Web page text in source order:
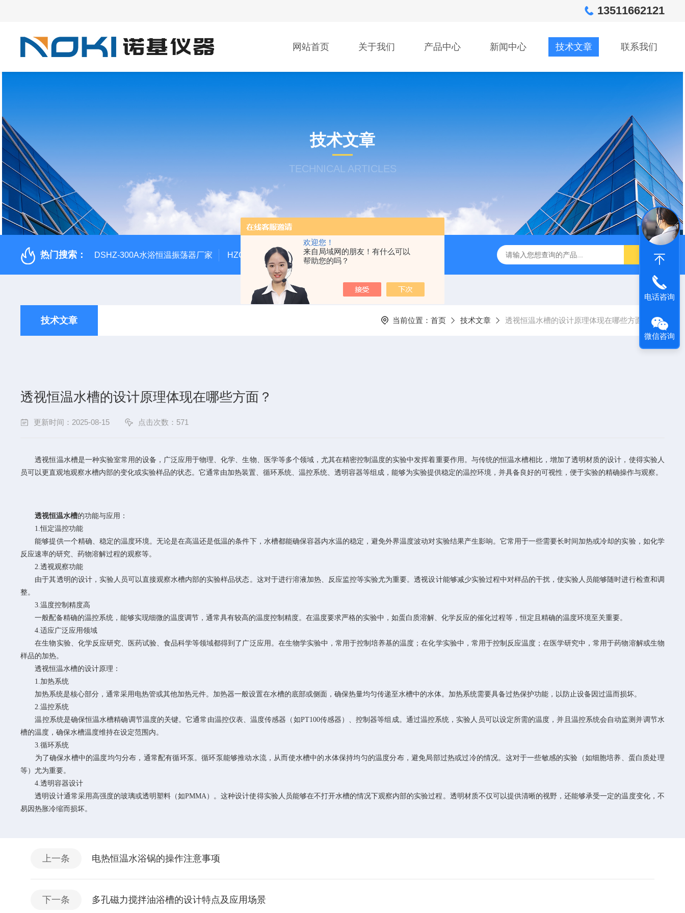
欢迎您！
来自局域网的朋友！有什么可以
帮助您的吗？
13511662121
网站首页 关于我们 产品中心 新闻中心 技术文章 联系我们
技术文章
TECHNICAL ARTICLES
热门搜索： DSHZ-300A水浴恒温振荡器厂家 HZQ-F160全温振荡培养箱厂家价格 GGC-D大型全自动翻转式振荡萃取器 诺基LSHZ-300冷冻水浴恒温振荡器厂家
技术文章 当前位置： 首页 技术文章 透视恒温水槽的设计原理体现在哪些方面？
透视恒温水槽的设计原理体现在哪些方面？
更新时间：2025-08-15 点击次数：571
透视恒温水槽是一种实验室常用的设备，广泛应用于物理、化学、生物、医学等多个领域，尤其在精密控制温度的实验中发挥着重要作用。与传统的恒温水槽相比，增加了透明材质的设计，使得实验人
员可以更直观地观察水槽内部的变化或实验样品的状态。它通常由加热装置、循环系统、温控系统、透明容器等组成，能够为实验提供稳定的温控环境，并具备良好的可视性，便于实验的精确操作与观察。
透视恒温水槽的功能与应用：
1.恒定温控功能
能够提供一个精确、稳定的温度环境。无论是在高温还是低温的条件下，水槽都能确保容器内水温的稳定，避免外界温度波动对实验结果产生影响。它常用于一些需要长时间加热或冷却的实验，如化学
反应速率的研究、药物溶解过程的观察等。
2.透视观察功能
由于其透明的设计，实验人员可以直接观察水槽内部的实验样品状态。这对于进行溶液加热、反应监控等实验尤为重要。透视设计能够减少实验过程中对样品的干扰，使实验人员能够随时进行检查和调
整。
3.温度控制精度高
一般配备精确的温控系统，能够实现细微的温度调节，通常具有较高的温度控制精度。在温度要求严格的实验中，如蛋白质溶解、化学反应的催化过程等，恒定且精确的温度环境至关重要。
4.适应广泛应用领域
在生物实验、化学反应研究、医药试验、食品科学等领域都得到了广泛应用。在生物学实验中，常用于控制培养基的温度；在化学实验中，常用于控制反应温度；在医学研究中，常用于药物溶解或生物
样品的加热。
透视恒温水槽的设计原理：
1.加热系统
加热系统是核心部分，通常采用电热管或其他加热元件。加热器一般设置在水槽的底部或侧面，确保热量均匀传递至水槽中的水体。加热系统需要具备过热保护功能，以防止设备因过温而损坏。
2.温控系统
温控系统是确保恒温水槽精确调节温度的关键。它通常由温控仪表、温度传感器（如PT100传感器）、控制器等组成。通过温控系统，实验人员可以设定所需的温度，并且温控系统会自动监测并调节水
槽的温度，确保水槽温度维持在设定范围内。
3.循环系统
为了确保水槽中的温度均匀分布，通常配有循环泵。循环泵能够推动水流，从而使水槽中的水体保持均匀的温度分布，避免局部过热或过冷的情况。这对于一些敏感的实验（如细胞培养、蛋白质处理
等）尤为重要。
4.透明容器设计
透明设计通常采用高强度的玻璃或透明塑料（如PMMA）。这种设计使得实验人员能够在不打开水槽的情况下观察内部的实验过程。透明材质不仅可以提供清晰的视野，还能够承受一定的温度变化，不
易因热胀冷缩而损坏。
上一条 电热恒温水浴锅的操作注意事项
下一条 多孔磁力搅拌油浴槽的设计特点及应用场景
电话咨询
微信咨询